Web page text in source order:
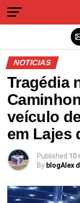
NOTICIAS
Tragédia
veículo
em Lajes
Published 10
By blogAlex